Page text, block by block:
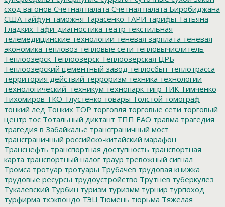
сход вагонов Счетная палата Счетная палата Биробиджана
США тайфун таможня Тарасенко ТАРИ тарифы Татьяна
Гладких Тафи-диагностика театр текстильная
телемедицинские технологии теневая зарплата теневая
экономика тепловоз тепловые сети тепловычислитель
Теплоозёрск Теплоозерск Теплоозёрская ЦРБ
Теплоозерский цементный завод теплосбыт теплотрасса
территория действий терроризм техника технологии
технологический_техникум технопарк тигр ТИК Тимченко
Тихомиров ТКО Тлустенко товары Толстой томограф
тонкий лед Тонких ТОР торговля торговые сети торговый
центр тос Тотальный диктант ТПП ЕАО травма трагедия
трагедия в Забайкалье трансграничный мост
трансграничный российско-китайский марафон
Транснефть транспортная доступность транспортная
карта транспортный налог траур тревожный сигнал
Тромса тротуар тротуары Трубачев трудовая книжка
трудовые ресурсы трудоустройство Трутнев туберкулез
Тукалевский Турбин туризм туризмм турнир турпоход
турфирма тхэквондо ТЭЦ Тюмень тюрьма Тяжелая